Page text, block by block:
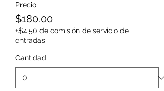
Precio
$180.00
+$4.50 de comisión de servicio de
entradas
Cantidad